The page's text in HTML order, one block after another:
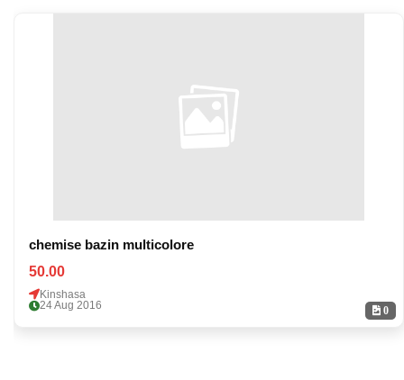
0
chemise bazin multicolore
50.00
Kinshasa
24 Aug 2016